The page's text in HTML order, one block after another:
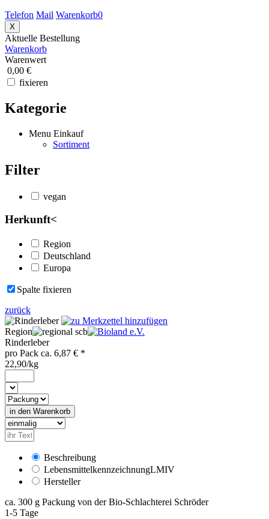
Telefon Mail Warenkorb0
X
Aktuelle Bestellung
Warenkorb
Warenwert
0,00 €
fixieren
Kategorie
Menu Einkauf
Sortiment
Filter
vegan
Herkunft<
Region
Deutschland
Europa
Spalte fixieren
zurück
Region
scb
Rinderleber
pro Pack ca. 6,87 € *
22,90/kg
Beschreibung
LebensmittelkennzeichnungLMIV
Hersteller
ca. 300 g Packung von der Bio-Schlachterei Schröder
1-5 Tage